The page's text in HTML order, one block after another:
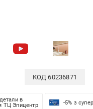
КОД60236871
в
ТЦ Эпицентр
-5% з